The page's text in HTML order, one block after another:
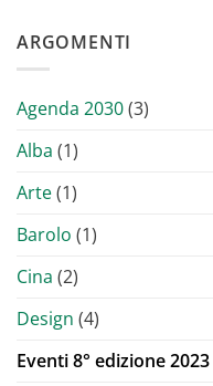
ARGOMENTI
Agenda 2030(3)
Alba (1)
Arte(1)
Barolo (1)
Cina (2)
Design (4)
Eventi 8° edizione 2023